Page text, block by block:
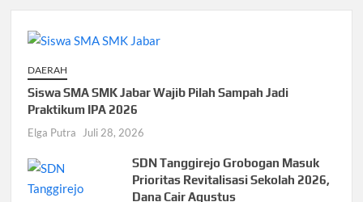
DAERAH
Siswa SMA SMK Jabar Wajib Pilah Sampah Jadi
Praktikum IPA 2026
Elga Putra Juli 28, 2026
SDN Tanggirejo Grobogan Masuk
Prioritas Revitalisasi Sekolah 2026,
Dana Cair Agustus